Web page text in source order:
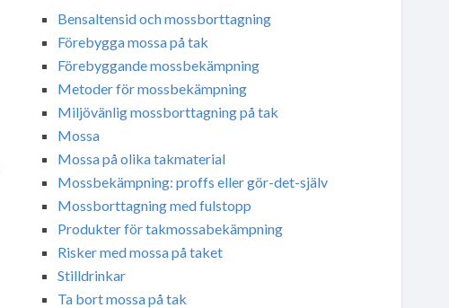
Bensaltensid och mossborttagning
Förebygga mossa på tak
Förebyggande mossbekämpning
Metoder för mossbekämpning
Miljövänlig mossborttagning på tak
Mossa
Mossa på olika takmaterial
Mossbekämpning: proffs eller gör-det-själv
Mossborttagning med fulstopp
Produkter för takmossabekämpning
Risker med mossa på taket
Stilldrinkar
Ta bort mossa på tak